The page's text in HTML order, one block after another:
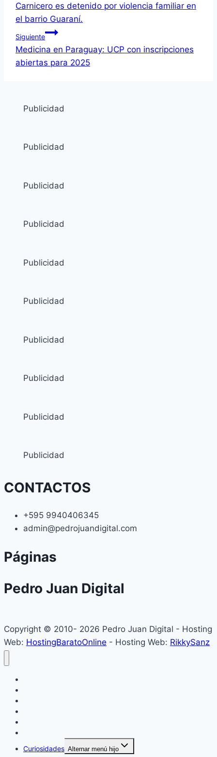
Carnicero es detenido por violencia familiar en
el barrio Guaraní.
Siguiente
Medicina en Paraguay: UCP con inscripciones
abiertas para 2025
Publicidad
Publicidad
Publicidad
Publicidad
Publicidad
Publicidad
Publicidad
Publicidad
Publicidad
Publicidad
CONTACTOS
+595 9940406345
admin@pedrojuandigital.com
Páginas
Pedro Juan Digital
Copyright © 2010- 2026 Pedro Juan Digital - Hosting
Web: HostingBaratoOnline - Hosting Web: RikkySanz
Curiosidades Alternar menú hijo